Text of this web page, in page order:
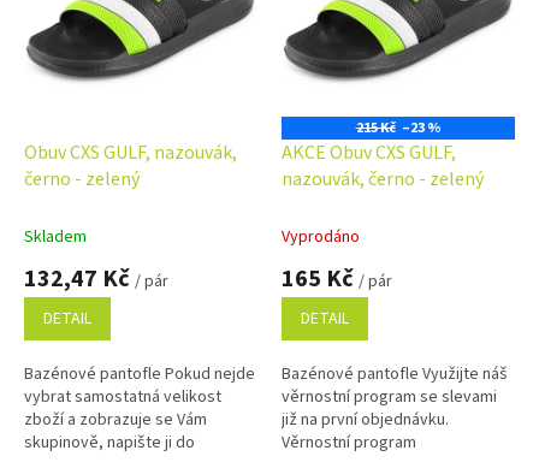
Obuv CXS GULF, nazouvák,
černo - zelený
Skladem
132,47 Kč / pár
DETAIL
Bazénové pantofle Pokud nejde
vybrat samostatná velikost
zboží a zobrazuje se Vám
skupinově, napište ji do
215 Kč –23 %
AKCE Obuv CXS GULF,
nazouvák, černo - zelený
Vyprodáno
165 Kč / pár
DETAIL
Bazénové pantofle Využijte náš
věrnostní program se slevami
již na první objednávku.
Věrnostní program